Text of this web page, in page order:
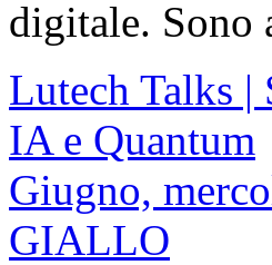
digitale. Sono
Lutech Talks |
IA e Quantum
Giugno,
GIALLO